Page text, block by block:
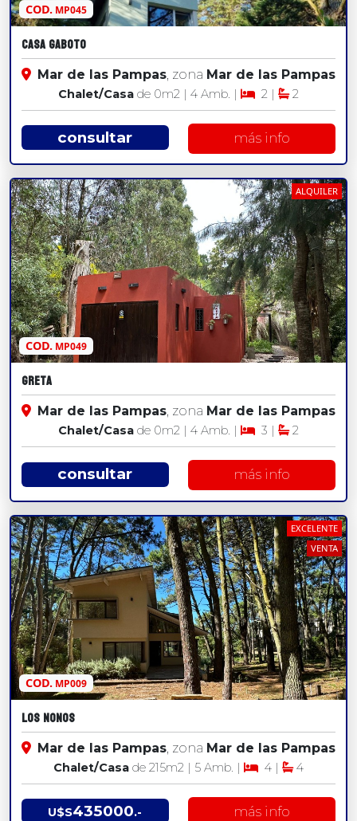
COD.MP045
Casa Gaboto
Mar de las Pampas , zona Mar de las Pampas
Chalet/Casa de 0m2 | 4 Amb. | 2 | 2
consultar más info
COD.MP049
ALQUILER
Greta
Mar de las Pampas, zona Mar de las Pampas
Chalet/Casa de 0m2 | 4 Amb. | 3 | 2
consultar más info
COD.MP009
EXCELENTE
VENTA
LOS NONOS
Mar de las Pampas , zona Mar de las Pampas
Chalet/Casa de 215m2 | 5 Amb. | 4 | 4
U$S435000.- más info